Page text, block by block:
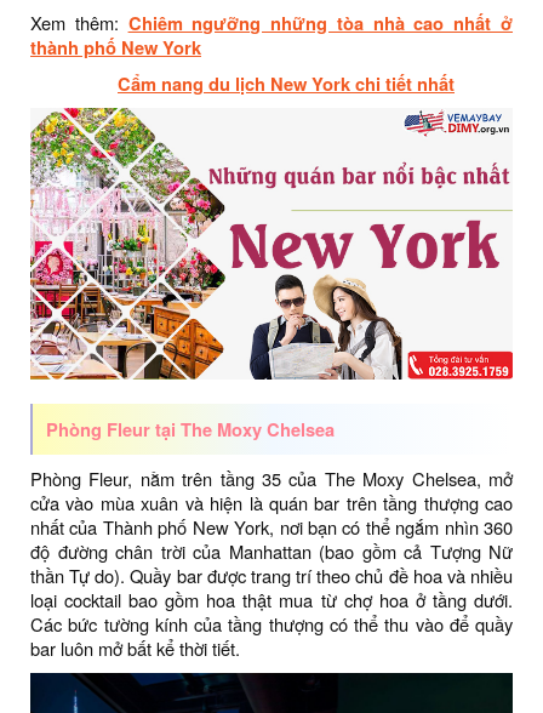
Xem thêm: Chiêm ngưỡng những tòa nhà cao nhất ở
thành phố New York
Cẩm nang du lịch New York chi tiết nhất
Phòng Fleur tại The Moxy Chelsea
Phòng Fleur, nằm trên tầng 35 của The Moxy Chelsea, mở
cửa vào mùa xuân và hiện là quán bar trên tầng thượng cao
nhất của Thành phố New York, nơi bạn có thể ngắm nhìn 360
độ đường chân trời của Manhattan (bao gồm cả Tượng Nữ
thần Tự do). Quầy bar được trang trí theo chủ đề hoa và nhiều
loại cocktail bao gồm hoa thật mua từ chợ hoa ở tầng dưới.
Các bức tường kính của tầng thượng có thể thu vào để quầy
bar luôn mở bất kể thời tiết.